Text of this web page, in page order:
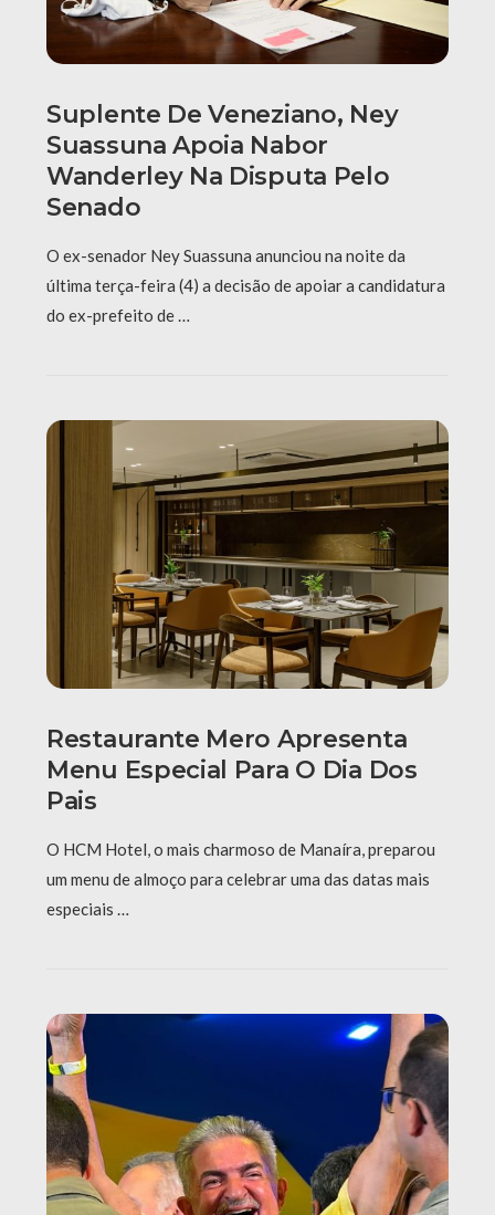
Suplente De Veneziano, Ney
Suassuna Apoia Nabor
Wanderley Na Disputa Pelo
Senado
O ex-senador Ney Suassuna anunciou na noite da
última terça-feira (4) a decisão de apoiar a candidatura
do ex-prefeito de …
Restaurante Mero Apresenta
Menu Especial Para O Dia Dos
Pais
O HCM Hotel, o mais charmoso de Manaíra, preparou
um menu de almoço para celebrar uma das datas mais
especiais …